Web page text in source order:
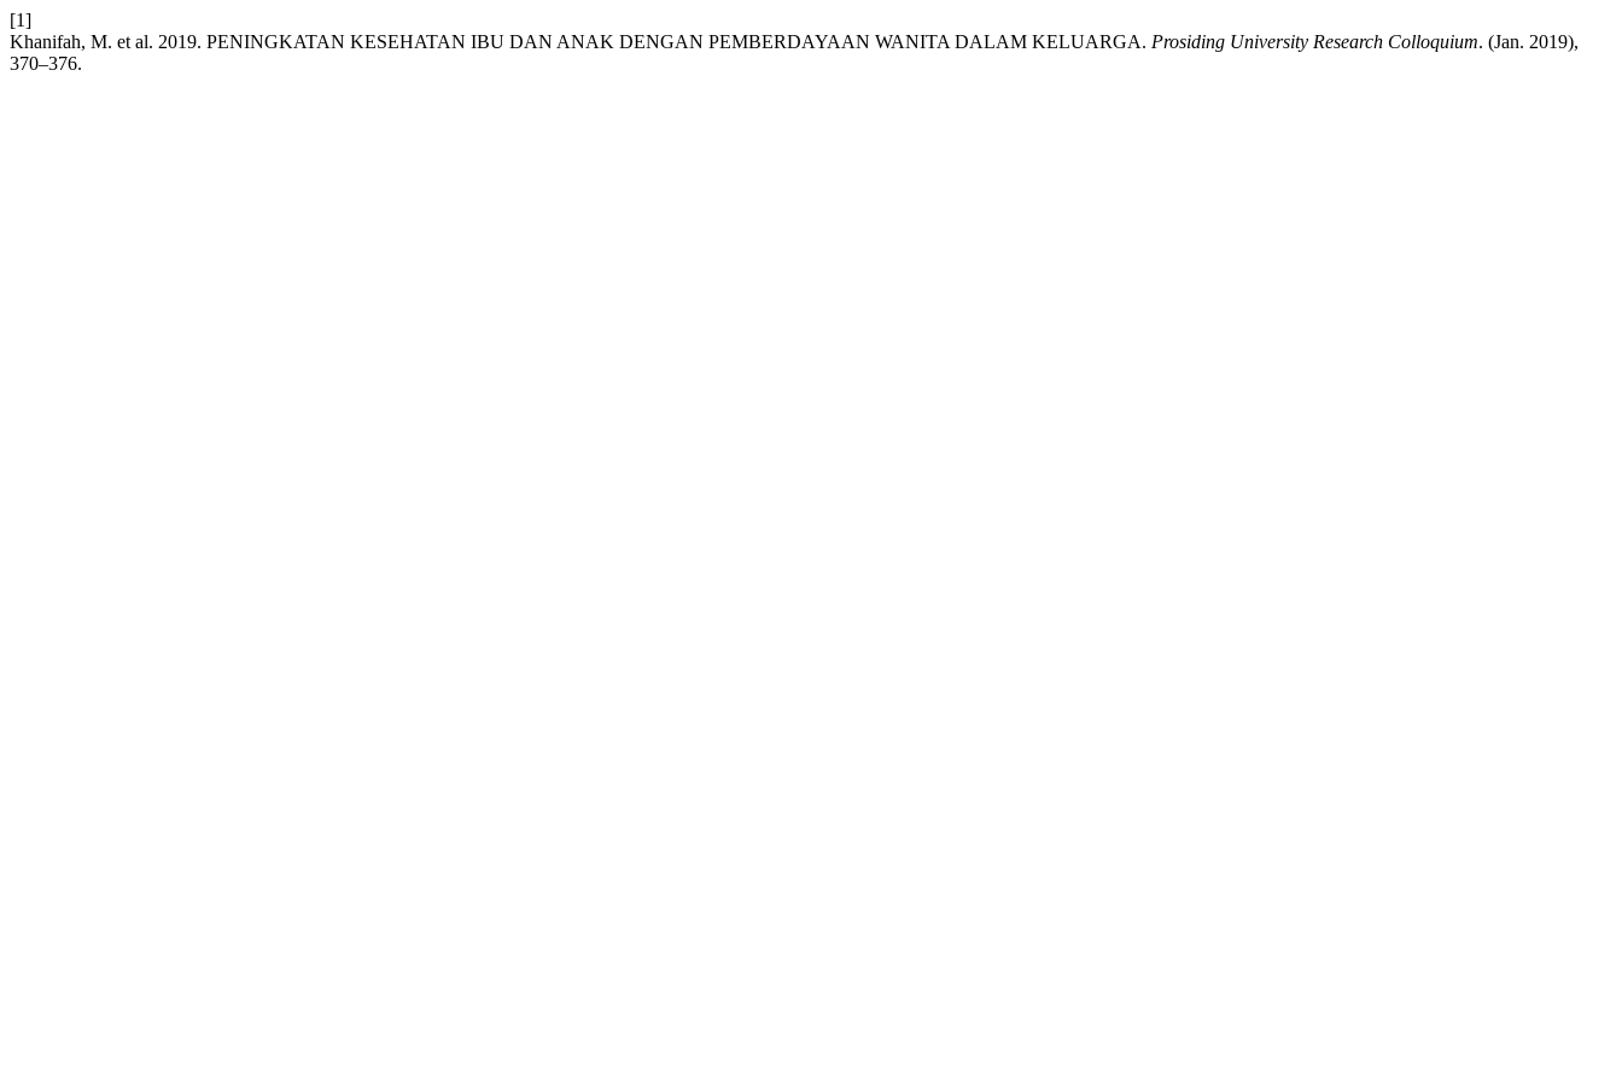
[1]
Khanifah, M. et al. 2019. PENINGKATAN KESEHATAN IBU DAN ANAK DENGAN PEMBERDAYAAN WANITA DALAM KELUARGA. Prosiding University Research Colloquium. (Jan. 2019),
370–376.